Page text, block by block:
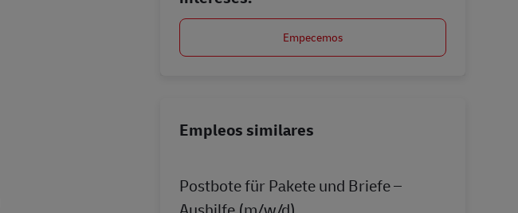
Empecemos
Empleos similares
Postbote für Pakete und Briefe –